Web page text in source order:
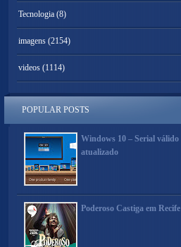
Tecnologia (8)
imagens (2154)
videos (1114)
POPULAR POSTS
Windows 10 – Serial válido
atualizado
Poderoso Castiga em Recife